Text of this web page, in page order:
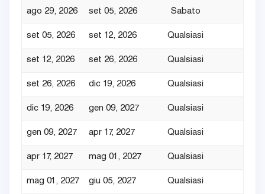
ago 29, 2026 set 05, 2026 Sabato
set 05, 2026 set 12, 2026 Qualsiasi
set 12, 2026 set 26, 2026 Qualsiasi
set 26, 2026 dic 19, 2026 Qualsiasi
dic 19, 2026 gen 09, 2027 Qualsiasi
gen 09, 2027 apr 17, 2027 Qualsiasi
apr 17, 2027 mag 01, 2027 Qualsiasi
mag 01, 2027 giu 05, 2027 Qualsiasi